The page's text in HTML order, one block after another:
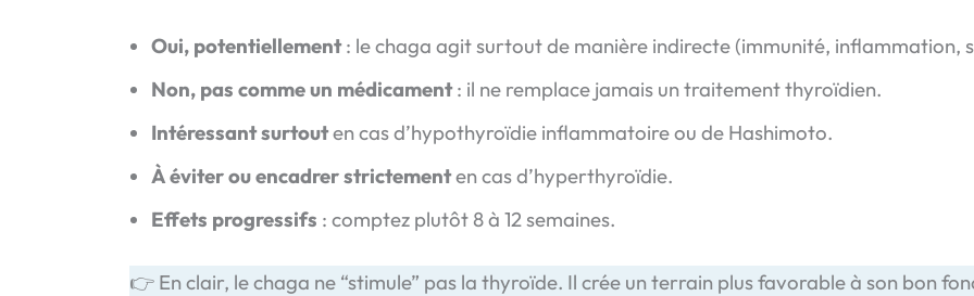
Oui, potentiellement: le chaga agit surtout de manière indirecte (immunité, inflammation,
Non, pas comme un médicament: il ne remplace jamais un traitement thyroïdien.
Intéressant surtouten cas d’hypothyroïdie inflammatoire ou de Hashimoto.
À éviter ou encadrer strictementen cas d’hyperthyroïdie.
Effets progressifs : comptez plutôt 8 à 12 semaines.
👉 En clair, le chaga ne “stimule” pas la thyroïde. Il crée un terrain plus favorable à son bon